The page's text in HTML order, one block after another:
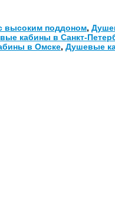
высоким поддоном,
кабины в Санкт-
в Омске, Душевые